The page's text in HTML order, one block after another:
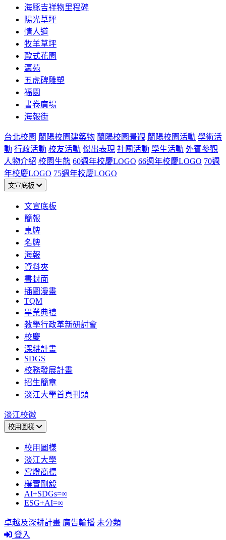
海豚吉祥物里程碑
陽光草坪
情人道
牧羊草坪
歐式花園
瀛苑
五虎碑雕塑
福園
書卷廣場
海報街
台北校園 蘭陽校園建築物 蘭陽校園景觀 蘭陽校園活動 學術活
動 行政活動 校友活動 傑出表現 社團活動 學生活動 外賓參觀
人物介紹 校園生態 60週年校慶LOGO 66週年校慶LOGO 70週
年校慶LOGO 75週年校慶LOGO
文宣底板
文宣底板
簡報
桌牌
名牌
海報
資料夾
書封面
插圖漫畫
TQM
畢業典禮
教學行政革新研討會
校慶
深耕計畫
SDGS
校務發展計畫
招生簡章
淡江大學首頁刊頭
淡江校徽
校用圖樣
校用圖樣
淡江大學
宮燈商標
樸實剛毅
AI+SDGs=∞
ESG+AI=∞
卓越及深耕計畫 廣告輪播 未分類
登入